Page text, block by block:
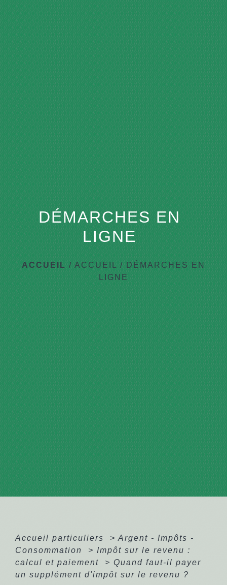
menu
DÉMARCHES EN
LIGNE
ACCUEIL/ACCUEIL / DÉMARCHES EN
LIGNE
Accueil particuliers > Argent - Impôts -
Consommation
> Impôt sur le revenu :
calcul et paiement
> Quand faut-il payer
un supplément d'impôt sur le revenu ?